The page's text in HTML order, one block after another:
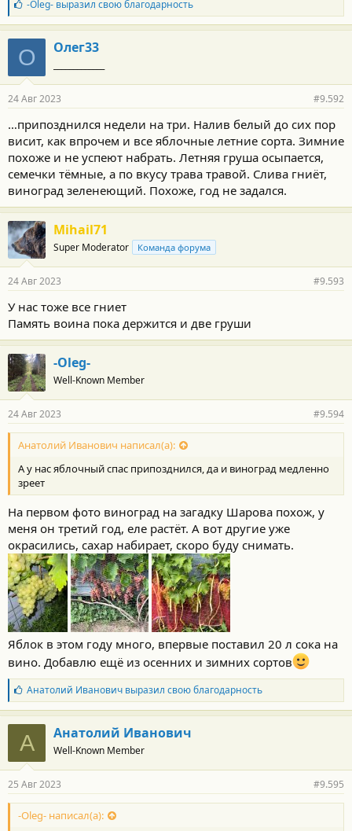
Б
л
а
г
о
д
а
н
с
т
и
-Oleg-выразил свою благодарность
О Олег33
24 Авг 2023 #9.592
…припозднился недели на три. Налив белый до сих пор
висит, как впрочем и все яблочные летние сорта. Зимние
похоже и не успеют набрать. Летняя груша осыпается,
семечки тёмные, а по вкусу трава травой. Слива гниёт,
виноград зеленеющий. Похоже, год не задался.
Mihail71
Super Moderator Команда форума
24 Авг 2023 #9.593
У нас тоже все гниет
Память воина пока держится и две груши
-Oleg-
Well-Known Member
24 Авг 2023 #9.594
Анатолий Иванович написал(а):
А у нас яблочный спас припозднился, да и виноград медленно
зреет
На первом фото виноград на загадку Шарова похож, у
меня он третий год, еле растёт. А вот другие уже
окрасились, сахар набирает, скоро буду снимать.
Яблок в этом году много, впервые поставил 20 л сока на
вино. Добавлю ещё из осенних и зимних сортов
Б
л
а
г
о
а
н
о
с
Анатолий Ивановичвыразил свою благодарность
А Анатолий Иванович
Well-Known Member
25 Авг 2023 #9.595
-Oleg- написал(а):